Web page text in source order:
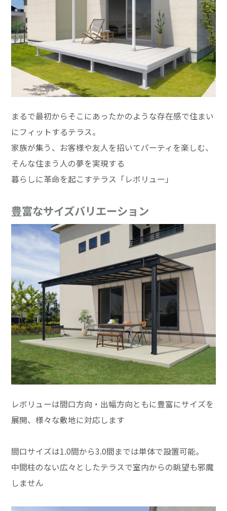
まるで最初からそこにあったかのような存在感で住まい
にフィットするテラス。
家族が集う、お客様や友人を招いてパーティを楽しむ、
そんな住まう人の夢を実現する
暮らしに革命を起こすテラス「レボリュー」
豊富なサイズバリエーション
レボリューは間口方向・出幅方向ともに豊富にサイズを
展開、様々な敷地に対応します
間口サイズは1.0間から3.0間までは単体で設置可能。
中間柱のない広々としたテラスで室内からの眺望も邪魔
しません